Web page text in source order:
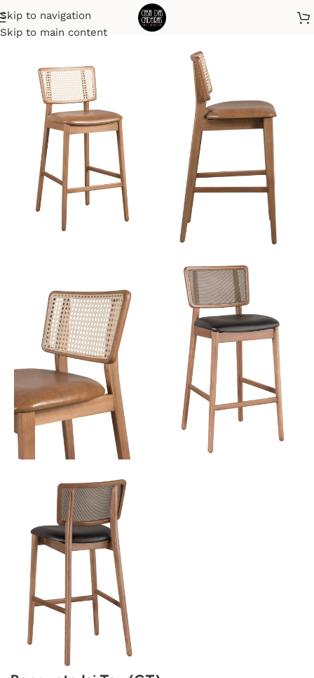
Skip to navigation
Skip to main content
Início Banquetas